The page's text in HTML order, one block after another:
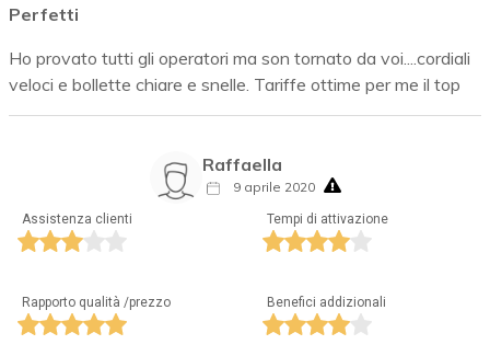
Perfetti
Ho provato tutti gli operatori ma son tornato da voi....cordiali
veloci e bollette chiare e snelle. Tariffe ottime per me il top
Raffaella
9 aprile 2020
Assistenza clienti Tempi di attivazione
Rapporto qualità /prezzo Benefici addizionali